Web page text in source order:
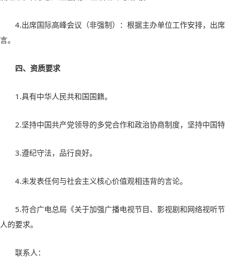
4.出席国际高峰会议（非强制）：根据主办单位工作安排，出
言。
四、资质要求
1.具有中华人民共和国国籍。
2.坚持中国共产党领导的多党合作和政治协商制度，坚持中国
3.遵纪守法，品行良好。
4.未发表任何与社会主义核心价值观相违背的言论。
5.符合广电总局《关于加强广播电视节目、影视剧和网络视听
人的要求。
联系人：